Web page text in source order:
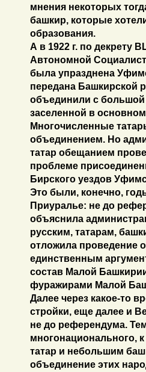
мнения некоторых
башкир, которые
образования.
А в 1922 г. по декрету
Автономной
была упразднена
передана Башкирской
объединили с большой
заселенной в
Многочисленные
объединением. Но
татар обещанием
проблеме
Бирского уездов
Это были, конечно,
Приуралье: не до
объяснила
русским, татарам,
отложила проведение
единственным
состав Малой
фуражирами Малой
Далее через какое-то
стройки, еще далее и
не до референдума.
многонационального,
татар и небольшим
объединение этих